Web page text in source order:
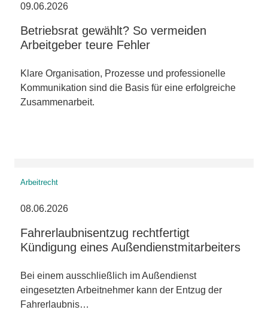
09.06.2026
Betriebsrat gewählt? So vermeiden
Arbeitgeber teure Fehler
Klare Organisation, Prozesse und professionelle
Kommunikation sind die Basis für eine erfolgreiche
Zusammenarbeit.
Arbeitrecht
08.06.2026
Fahrerlaubnisentzug rechtfertigt
Kündigung eines Außendienstmitarbeiters
Bei einem ausschließlich im Außendienst
eingesetzten Arbeitnehmer kann der Entzug der
Fahrerlaubnis…